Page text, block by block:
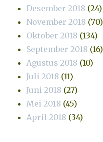
Desember 2018 (24)
November 2018 (70)
Oktober 2018 (134)
September 2018 (16)
Agustus 2018 (10)
Juli 2018 (11)
Juni 2018 (27)
Mei 2018 (45)
April 2018 (34)